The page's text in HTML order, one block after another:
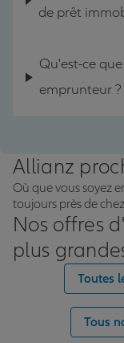
de prêt
Qu'est-ce
emprunteur ?
Allianz
Où que vous soyez
toujours près de
Nos offres
plus
Toutes
Tous